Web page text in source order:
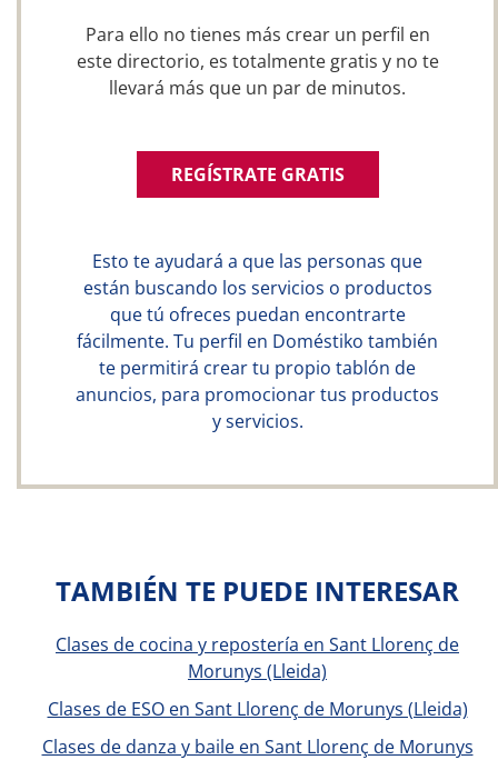
Para ello no tienes más crear un perfil en
este directorio, es totalmente gratis y no te
llevará más que un par de minutos.
REGÍSTRATE GRATIS
Esto te ayudará a que las personas que
están buscando los servicios o productos
que tú ofreces puedan encontrarte
fácilmente. Tu perfil en Doméstiko también
te permitirá crear tu propio tablón de
anuncios, para promocionar tus productos
y servicios.
TAMBIÉN TE PUEDE INTERESAR
Clases de cocina y repostería en Sant Llorenç de
Morunys (Lleida)
Clases de ESO en Sant Llorenç de Morunys (Lleida)
Clases de danza y baile en Sant Llorenç de Morunys